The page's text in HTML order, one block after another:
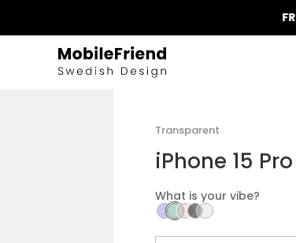
FRI
Transparent
iPhone 15
What is your vibe?